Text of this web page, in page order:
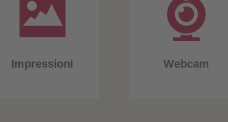
Impressioni Webcam